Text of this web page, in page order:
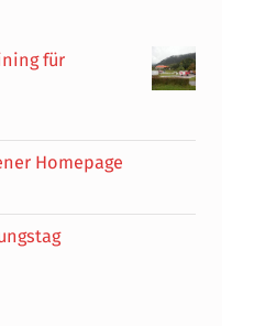
für
Homepage